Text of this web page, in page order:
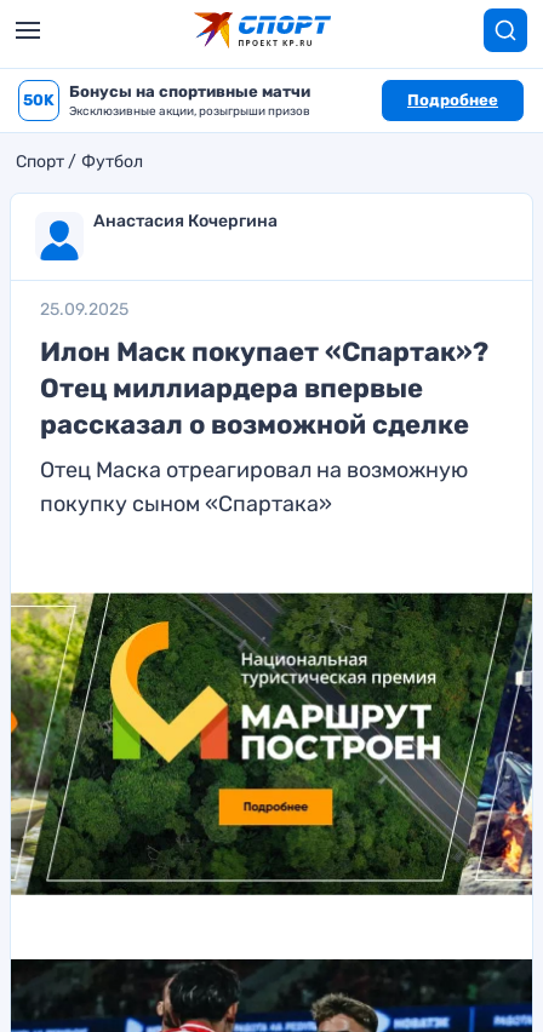
50K Бонусы на спортивные матчи
Эксклюзивные акции, розыгрыши призов
Подробнее
Спорт Футбол
Анастасия Кочергина
25.09.2025
Илон Маск покупает «Спартак»?
Отец миллиардера впервые
рассказал о возможной сделке
Отец Маска отреагировал на возможную
покупку сыном «Спартака»